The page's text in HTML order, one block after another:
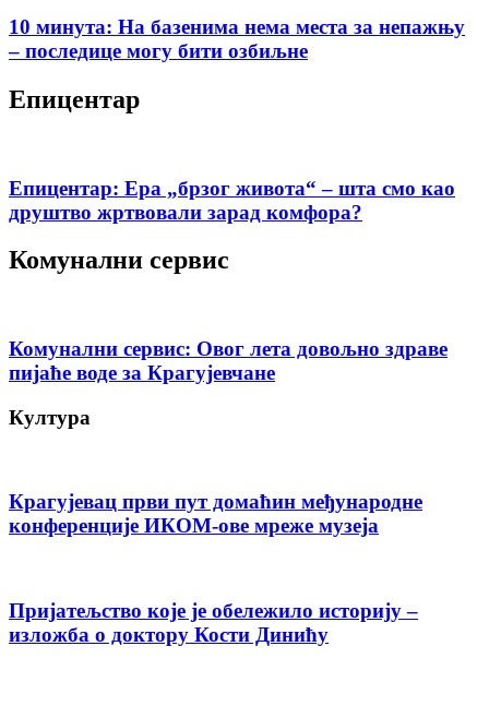
10 минута: На базенима нема места за непажњу
– последице могу бити озбиљне
Епицентар
Епицентар: Ера „брзог живота“ – шта смо као
друштво жртвовали зарад комфора?
Комунални сервис
Комунални сервис: Овог лета довољно здраве
пијаће воде за Крагујевчане
Култура
Крагујевац први пут домаћин међународне
конференције ИКОМ-ове мреже музеја
Пријатељство које је обележило историју –
изложба о доктору Кости Динићу